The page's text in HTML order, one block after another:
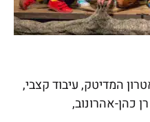
המדיטק, עיבוד קצבי,
כהן-אהרונוב,